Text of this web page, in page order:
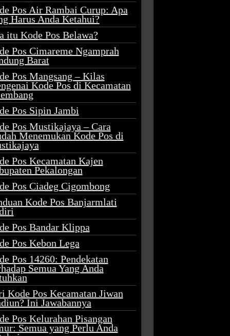
Pos Air Rambai Curup: Apa
Harus Anda Ketahui?
itu Kode Pos Belawa?
Pos Cimareme Ngamprah
Barat
Pos Mangsang – Kilas
Kode Pos di Kecamatan
Pos Sipin Jambi
Pos Mustikajaya – Cara
Menemukan Kode Pos di
Pos Kecamatan Kajen
Pekalongan
Pos Ciadeg Cigombong
Kode Pos Banjarmlati
Pos Bandar Klippa
Pos Kebon Lega
Pos 14260: Pendekatan
Semua Yang Anda
Kode Pos Kecamatan Jiwan
Ini Jawabannya
Pos Kelurahan Pisangan
Semua yang Perlu Anda